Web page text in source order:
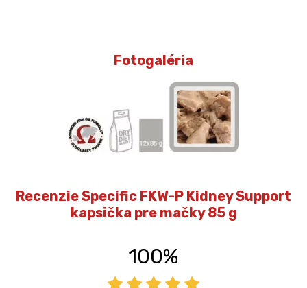
Fotogaléria
Recenzie Specific FKW-P Kidney Support
kapsička pre mačky 85 g
100%